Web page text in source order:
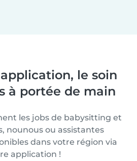
le soin
à portée de main
les jobs de babysitting et
nounous ou assistantes
dans votre région via
application !